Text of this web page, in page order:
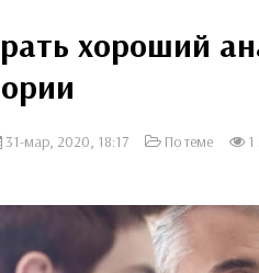
хороший
31-мар, 2020, 18:17 По теме 1